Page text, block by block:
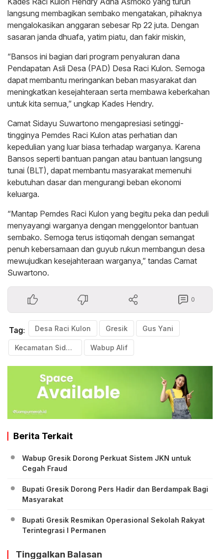
langsung membagikan sembako mengatakan, pihaknya
mengalokasikan anggaran sebesar Rp 22 juta. Dengan
sasaran janda dhuafa, yatim piatu, dan fakir miskin,
“Bansos ini bagian dari program penyaluran dana
Pendapatan Asli Desa (PAD) Desa Raci Kulon. Semoga
dapat membantu meringankan beban masyarakat dan
meningkatkan kesejahteraan serta membawa keberkahan
untuk kita semua,” ungkap Kades Hendry.
Camat Sidayu Suwartono mengapresiasi setinggi-
tingginya Pemdes Raci Kulon atas perhatian dan
kepedulian yang luar biasa terhadap warganya. Karena
Bansos seperti bantuan pangan atau bantuan langsung
tunai (BLT), dapat membantu masyarakat memenuhi
kebutuhan dasar dan mengurangi beban ekonomi
keluarga.
“Mantap Pemdes Raci Kulon yang begitu peka dan peduli
menyayangi warganya dengan menggelontor bantuan
sembako. Semoga terus istiqomah dengan semangat
penuh kebersamaan dan guyub rukun membangun desa
mewujudkan kesejahteraan warganya,” tandas Camat
Suwartono.
0
Tag: Desa Raci Kulon Gresik Gus Yani
Kecamatan Sidayu Wabup Alif
Berita Terkait
Wabup Gresik Dorong Perkuat Sistem JKN untuk
Cegah Fraud
Bupati Gresik Dorong Pers Hadir dan Berdampak Bagi
Masyarakat
Bupati Gresik Resmikan Operasional Sekolah Rakyat
Terintegrasi I Permanen
Tinggalkan Balasan